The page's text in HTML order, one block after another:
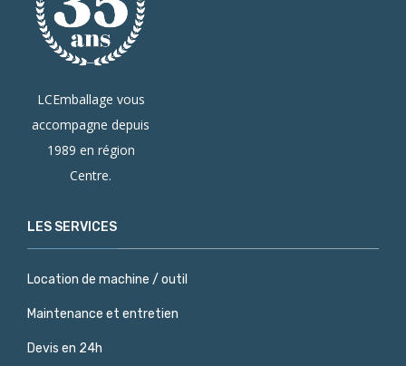
LCEmballage vous
accompagne depuis
1989 en région
Centre.
LES SERVICES
Location de machine / outil
Maintenance et entretien
Devis en 24h